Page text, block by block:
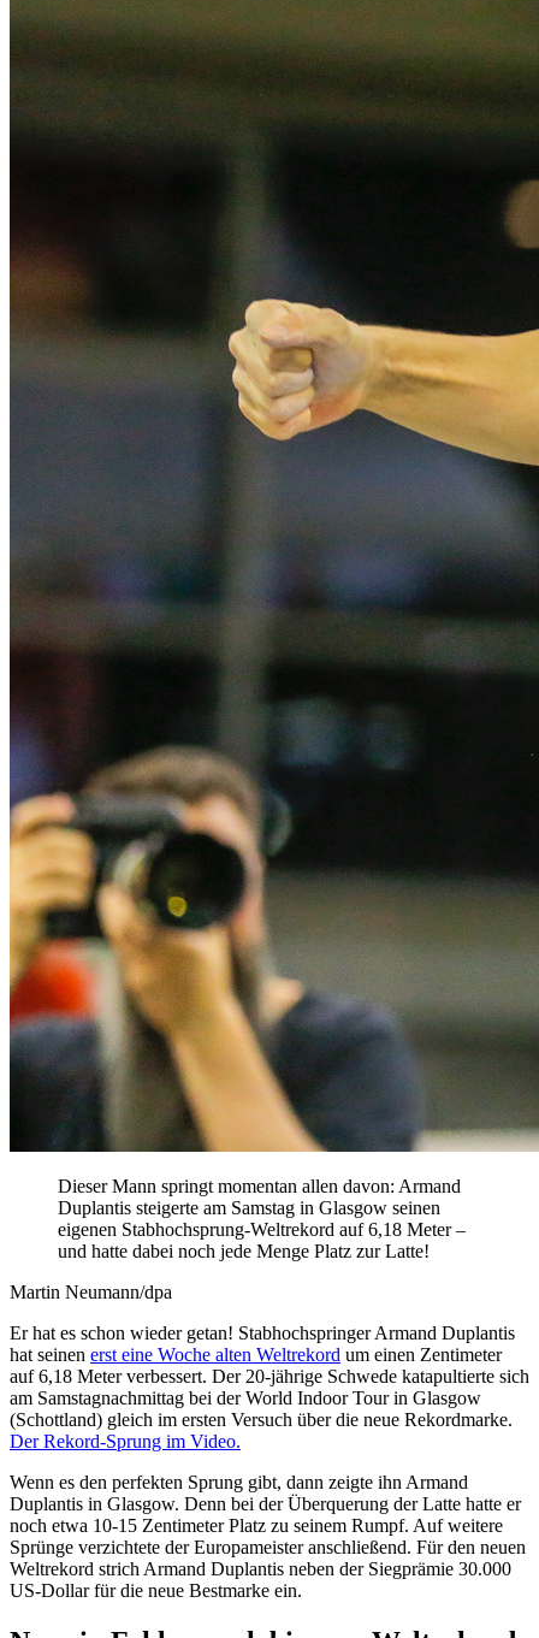
Dieser Mann springt momentan allen davon: Armand
Duplantis steigerte am Samstag in Glasgow seinen
eigenen Stabhochsprung-Weltrekord auf 6,18 Meter –
und hatte dabei noch jede Menge Platz zur Latte!
Martin Neumann/dpa
Er hat es schon wieder getan! Stabhochspringer Armand Duplantis
hat seinen erst eine Woche alten Weltrekord um einen Zentimeter
auf 6,18 Meter verbessert. Der 20-jährige Schwede katapultierte sich
am Samstagnachmittag bei der World Indoor Tour in Glasgow
(Schottland) gleich im ersten Versuch über die neue Rekordmarke.
Der Rekord-Sprung im Video.
Wenn es den perfekten Sprung gibt, dann zeigte ihn Armand
Duplantis in Glasgow. Denn bei der Überquerung der Latte hatte er
noch etwa 10-15 Zentimeter Platz zu seinem Rumpf. Auf weitere
Sprünge verzichtete der Europameister anschließend. Für den neuen
Weltrekord strich Armand Duplantis neben der Siegprämie 30.000
US-Dollar für die neue Bestmarke ein.